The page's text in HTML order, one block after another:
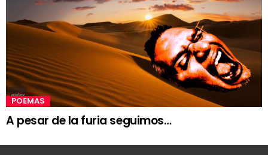
POEMAS
A pesar de la furia seguimos…